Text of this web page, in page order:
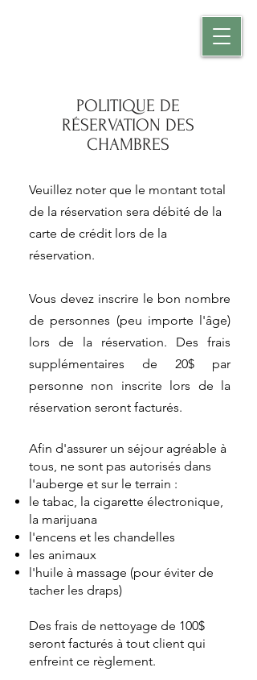
POLITIQUE DE
RÉSERVATION DES
CHAMBRES
Veuillez noter que le montant total
de la réservation sera débité de la
carte de crédit lors de la
réservation.
Vous devez inscrire le bon nombre
de personnes (peu importe l'âge)
lors de la réservation. Des frais
supplémentaires de 20$ par
personne non inscrite lors de la
réservation seront facturés.
Afin d'assurer un séjour agréable à
tous, ne sont pas autorisés dans
l'auberge et sur le terrain :
le tabac, la cigarette électronique,
la marijuana
l'encens et les chandelles
les animaux
l'huile à massage (pour éviter de
tacher les draps)
Des frais de nettoyage de 100$
seront facturés à tout client qui
enfreint ce règlement.​​